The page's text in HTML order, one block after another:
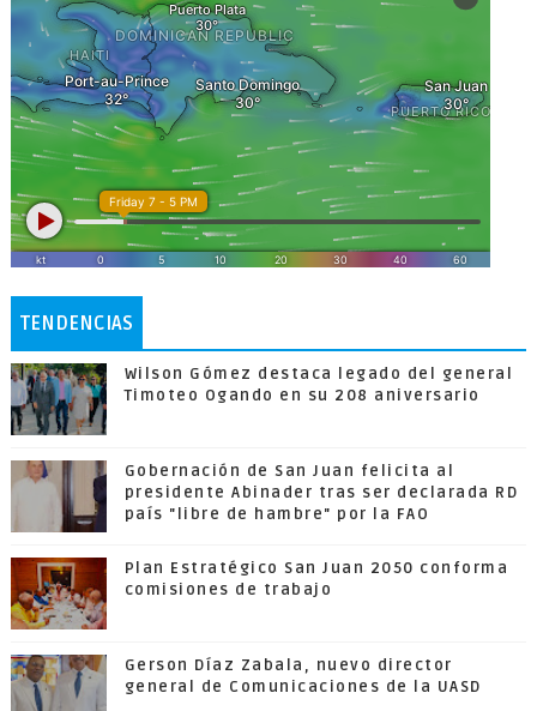
TENDENCIAS
Wilson Gómez destaca legado del general
Timoteo Ogando en su 208 aniversario
Gobernación de San Juan felicita al
presidente Abinader tras ser declarada RD
país "libre de hambre" por la FAO
Plan Estratégico San Juan 2050 conforma
comisiones de trabajo
Gerson Díaz Zabala, nuevo director
general de Comunicaciones de la UASD